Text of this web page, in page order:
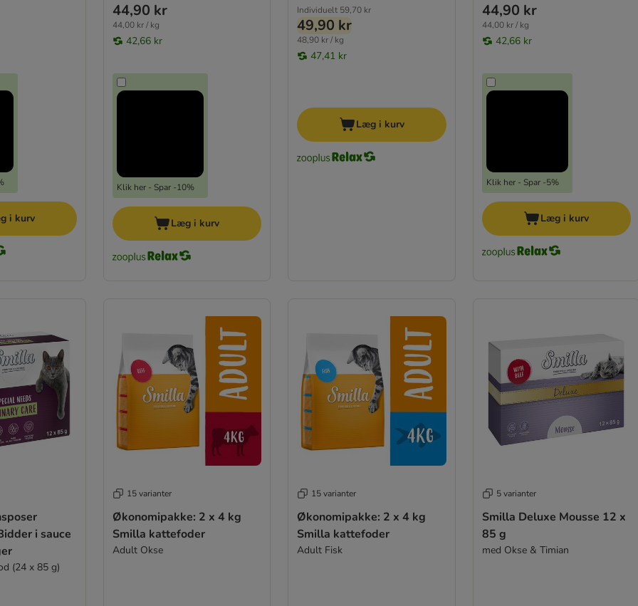
i kurv
44,90 kr
44,00 kr / kg
42,66 kr
Klik her - Spar -10%
Læg i kurv
Individuelt 59,70 kr
49,90 kr
48,90 kr / kg
47,41 kr
Læg i kurv
44,90 kr
44,00 kr / kg
42,66 kr
Klik her - Spar -5%
Læg i kurv
i sauce
(24 x 85 g)
15 varianter
Økonomipakke: 2 x 4 kg
Smilla kattefoder
Adult Okse
15 varianter
Økonomipakke: 2 x 4 kg
Smilla kattefoder
Adult Fisk
5 varianter
Smilla Deluxe Mousse 12 x
85 g
med Okse & Timian